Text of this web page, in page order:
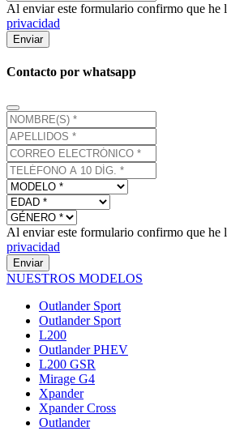
Al enviar este formulario confirmo que he
privacidad
Enviar
Contacto por whatsapp
Al enviar este formulario confirmo que he
privacidad
Enviar
NUESTROS MODELOS
Outlander Sport
Outlander Sport
L200
Outlander PHEV
L200 GSR
Mirage G4
Xpander
Xpander Cross
Outlander